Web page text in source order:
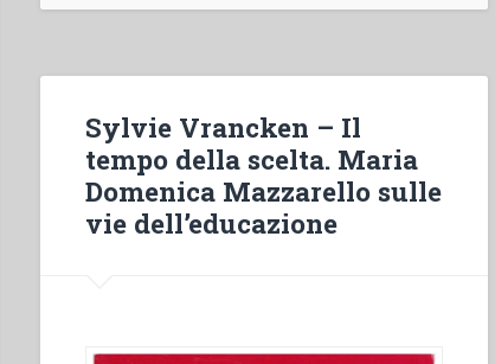
nella
storia.
Aspetti
emergenti
nei
processi
Salesiani
Sylvie Vrancken – Il
tempo della scelta. Maria
Domenica Mazzarello sulle
vie dell’educazione